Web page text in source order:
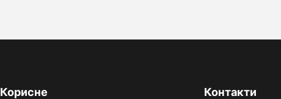
Корисне Контакти